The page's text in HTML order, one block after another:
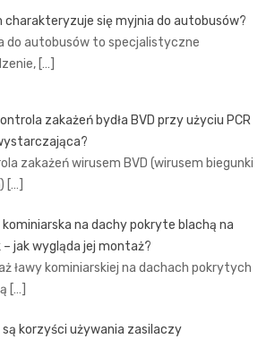
charakteryzuje się myjnia do autobusów?
do autobusów to specjalistyczne
[…]
zakażeń bydła BVD przy użyciu PCR
zakażeń wirusem BVD (wirusem biegunki
[…]
kominiarska na dachy pokryte blachą na
– jak wygląda jej montaż?
ławy kominiarskiej na dachach pokrytych
[…]
korzyści używania zasilaczy